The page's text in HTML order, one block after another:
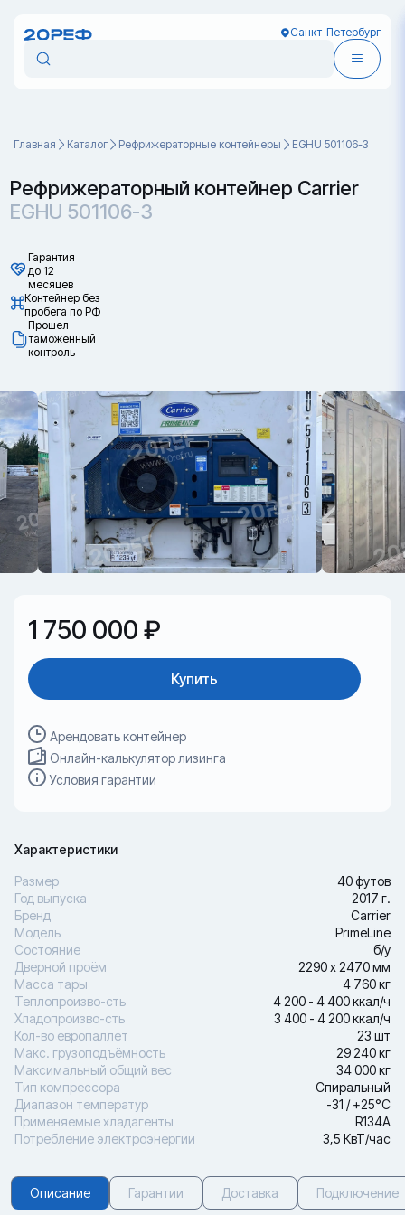
Санкт-Петербург
Главная Каталог Рефрижераторные контейнеры EGHU 501106-3
Рефрижераторный контейнер Carrier
EGHU 501106-3
Гарантия
до 12
месяцев
Контейнер без
пробега по РФ
Прошел
таможенный
контроль
1 750 000 ₽
Купить
Арендовать контейнер
Онлайн-калькулятор лизинга
Условия гарантии
Характеристики
Размер
40 футов
Год выпуска
2017 г.
Бренд
Carrier
Модель
PrimeLine
Состояние
б/у
Дверной проём
2290 х 2470 мм
Масса тары
4 760 кг
Теплопроизво-сть
4 200 - 4 400 ккал/ч
Хладопроизво-сть
3 400 - 4 200 ккал/ч
Кол-во европаллет
23 шт
Макс. грузоподъёмность
29 240 кг
Максимальный общий вес
34 000 кг
Тип компрессора
Спиральный
Диапазон температур
-31 / +25°С
Применяемые хладагенты
R134A
Потребление электроэнергии
3,5 КвТ/час
Описание Гарантии Доставка Подключение